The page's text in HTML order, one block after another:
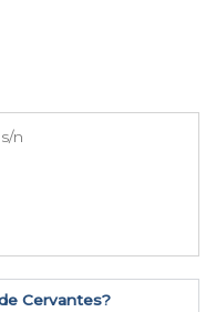
n
Cervantes​?